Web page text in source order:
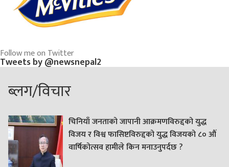
Follow me on Twitter
Tweets by @newsnepal2
ब्लग/विचार
चिनियाँ जनताको जापानी आक्रमणविरुद्दको युद्ध
विजय र विश्व फासिष्टविरुद्दको युद्ध विजयको ८० औं
वार्षिकोत्सव हामीले किन मनाउनुपर्दछ ?